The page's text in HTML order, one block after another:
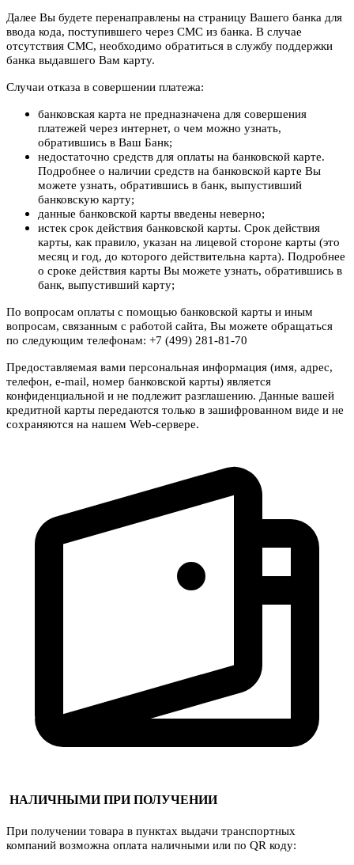
Далее Вы будете перенаправлены на страницу Вашего банка для
ввода кода, поступившего через СМС из банка. В случае
отсутствия СМС, необходимо обратиться в службу поддержки
банка выдавшего Вам карту.
Случаи отказа в совершении платежа:
банковская карта не предназначена для совершения
платежей через интернет, о чем можно узнать,
обратившись в Ваш Банк;
недостаточно средств для оплаты на банковской карте.
Подробнее о наличии средств на банковской карте Вы
можете узнать, обратившись в банк, выпустивший
банковскую карту;
данные банковской карты введены неверно;
истек срок действия банковской карты. Срок действия
карты, как правило, указан на лицевой стороне карты (это
месяц и год, до которого действительна карта). Подробнее
о сроке действия карты Вы можете узнать, обратившись в
банк, выпустивший карту;
По вопросам оплаты с помощью банковской карты и иным
вопросам, связанным с работой сайта, Вы можете обращаться
по следующим телефонам: +7 (499) 281-81-70
Предоставляемая вами персональная информация (имя, адрес,
телефон, e-mail, номер банковской карты) является
конфиденциальной и не подлежит разглашению. Данные вашей
кредитной карты передаются только в зашифрованном виде и не
сохраняются на нашем Web-сервере.
НАЛИЧНЫМИ ПРИ ПОЛУЧЕНИИ
При получении товара в пунктах выдачи транспортных
компаний возможна оплата наличными или по QR коду: